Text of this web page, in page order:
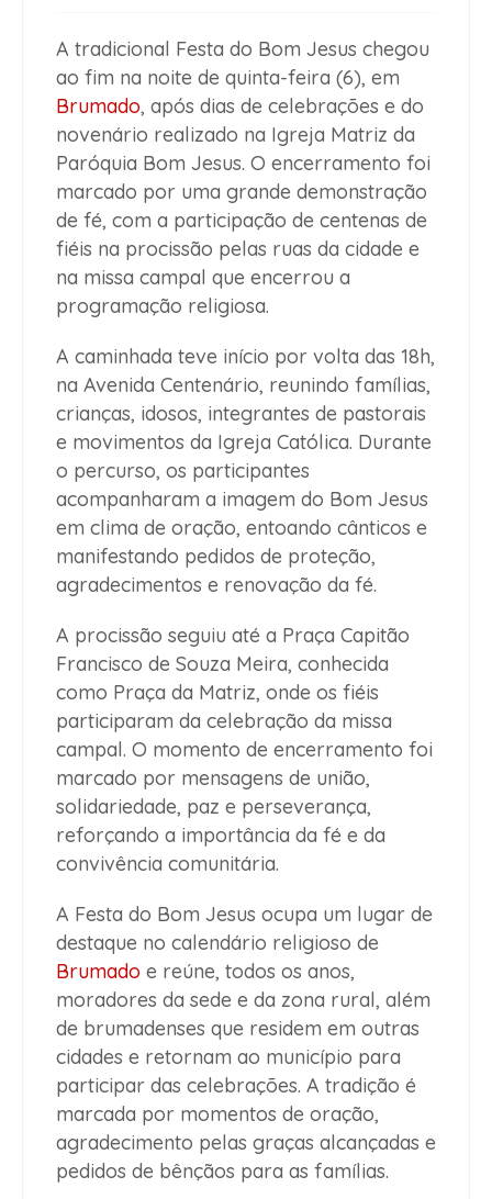
A tradicional Festa do Bom Jesus chegou
ao fim na noite de quinta-feira (6), em
Brumado, após dias de celebrações e do
novenário realizado na Igreja Matriz da
Paróquia Bom Jesus. O encerramento foi
marcado por uma grande demonstração
de fé, com a participação de centenas de
fiéis na procissão pelas ruas da cidade e
na missa campal que encerrou a
programação religiosa.
A caminhada teve início por volta das 18h,
na Avenida Centenário, reunindo famílias,
crianças, idosos, integrantes de pastorais
e movimentos da Igreja Católica. Durante
o percurso, os participantes
acompanharam a imagem do Bom Jesus
em clima de oração, entoando cânticos e
manifestando pedidos de proteção,
agradecimentos e renovação da fé.
A procissão seguiu até a Praça Capitão
Francisco de Souza Meira, conhecida
como Praça da Matriz, onde os fiéis
participaram da celebração da missa
campal. O momento de encerramento foi
marcado por mensagens de união,
solidariedade, paz e perseverança,
reforçando a importância da fé e da
convivência comunitária.
A Festa do Bom Jesus ocupa um lugar de
destaque no calendário religioso de
Brumado e reúne, todos os anos,
moradores da sede e da zona rural, além
de brumadenses que residem em outras
cidades e retornam ao município para
participar das celebrações. A tradição é
marcada por momentos de oração,
agradecimento pelas graças alcançadas e
pedidos de bênçãos para as famílias.